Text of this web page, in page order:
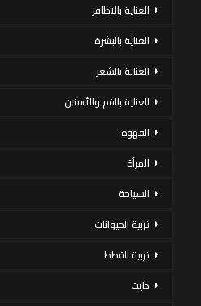
العناية بالاظافر
العناية بالبشرة
العناية بالشعر
العناية بالفم والأسنان
القهوة
المرأة
السياحة
تربية الحيوانات
تربية القطط
دايت